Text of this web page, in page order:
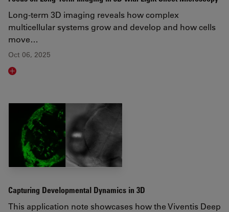
Long-term 3D imaging reveals how complex
multicellular systems grow and develop and how cells
move…
Oct 06, 2025
Read article
Capturing Developmental Dynamics in 3D
This application note showcases how the Viventis Deep